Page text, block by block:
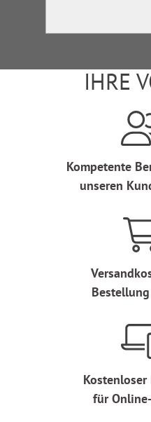
IHRE
Kompetente
unseren
Kostenloser
für